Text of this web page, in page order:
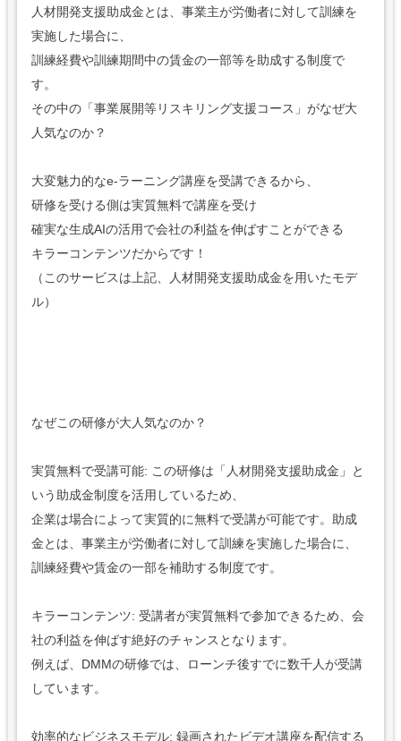
人材開発支援助成金とは、事業主が労働者に対して訓練を
実施した場合に、
訓練経費や訓練期間中の賃金の一部等を助成する制度で
す。
その中の「事業展開等リスキリング支援コース」がなぜ大
人気なのか？
大変魅力的なe-ラーニング講座を受講できるから、
研修を受ける側は実質無料で講座を受け
確実な生成AIの活用で会社の利益を伸ばすことができる
キラーコンテンツだからです！
（このサービスは上記、人材開発支援助成金を用いたモデ
ル）
なぜこの研修が大人気なのか？
実質無料で受講可能: この研修は「人材開発支援助成金」と
いう助成金制度を活用しているため、
企業は場合によって実質的に無料で受講が可能です。助成
金とは、事業主が労働者に対して訓練を実施した場合に、
訓練経費や賃金の一部を補助する制度です。
キラーコンテンツ: 受講者が実質無料で参加できるため、会
社の利益を伸ばす絶好のチャンスとなります。
例えば、DMMの研修では、ローンチ後すでに数千人が受講
しています。
効率的なビジネスモデル: 録画されたビデオ講座を配信する